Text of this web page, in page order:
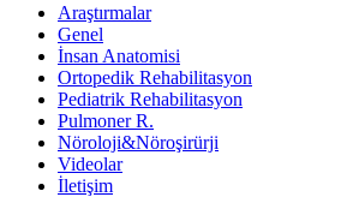
Araştırmalar
Genel
İnsan Anatomisi
Ortopedik Rehabilitasyon
Pediatrik Rehabilitasyon
Pulmoner R.
Nöroloji&Nöroşirürji
Videolar
İletişim